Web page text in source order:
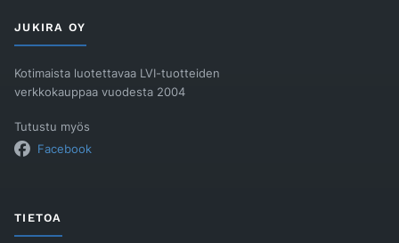
JUKIRA OY
Kotimaista luotettavaa LVI-tuotteiden
verkkokauppaa vuodesta 2004
Tutustu myös
Facebook
TIETOA